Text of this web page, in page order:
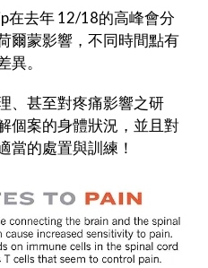
在去年 12/18的高峰會分
爾蒙影響，不同時間點有
。
、甚至對疼痛影響之研
個案的身體狀況，並且對
當的處置與訓練！